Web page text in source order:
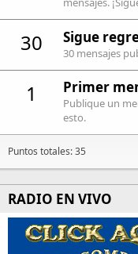
30 Sigue
30 mensajes
1 Primer
Publique un
esto.
Puntos totales: 35
RADIO EN VIVO